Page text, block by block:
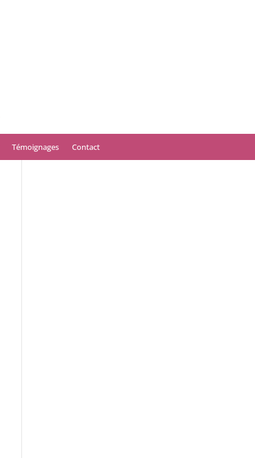
Témoignages Contact